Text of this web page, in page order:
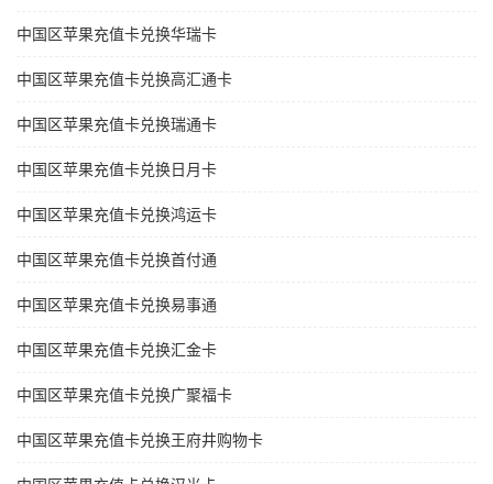
中国区苹果充值卡兑换华瑞卡
中国区苹果充值卡兑换高汇通卡
中国区苹果充值卡兑换瑞通卡
中国区苹果充值卡兑换日月卡
中国区苹果充值卡兑换鸿运卡
中国区苹果充值卡兑换首付通
中国区苹果充值卡兑换易事通
中国区苹果充值卡兑换汇金卡
中国区苹果充值卡兑换广聚福卡
中国区苹果充值卡兑换王府井购物卡